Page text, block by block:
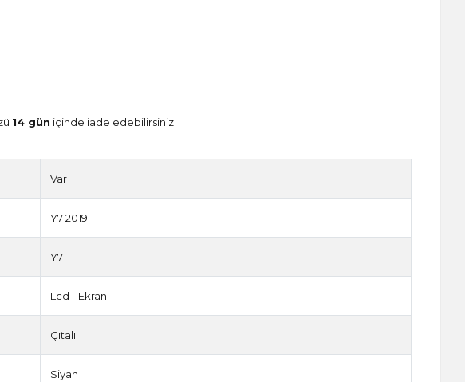
14 gün içinde iade edebilirsiniz.
Var
Y7 2019
Y7
Lcd - Ekran
Çıtalı
Siyah